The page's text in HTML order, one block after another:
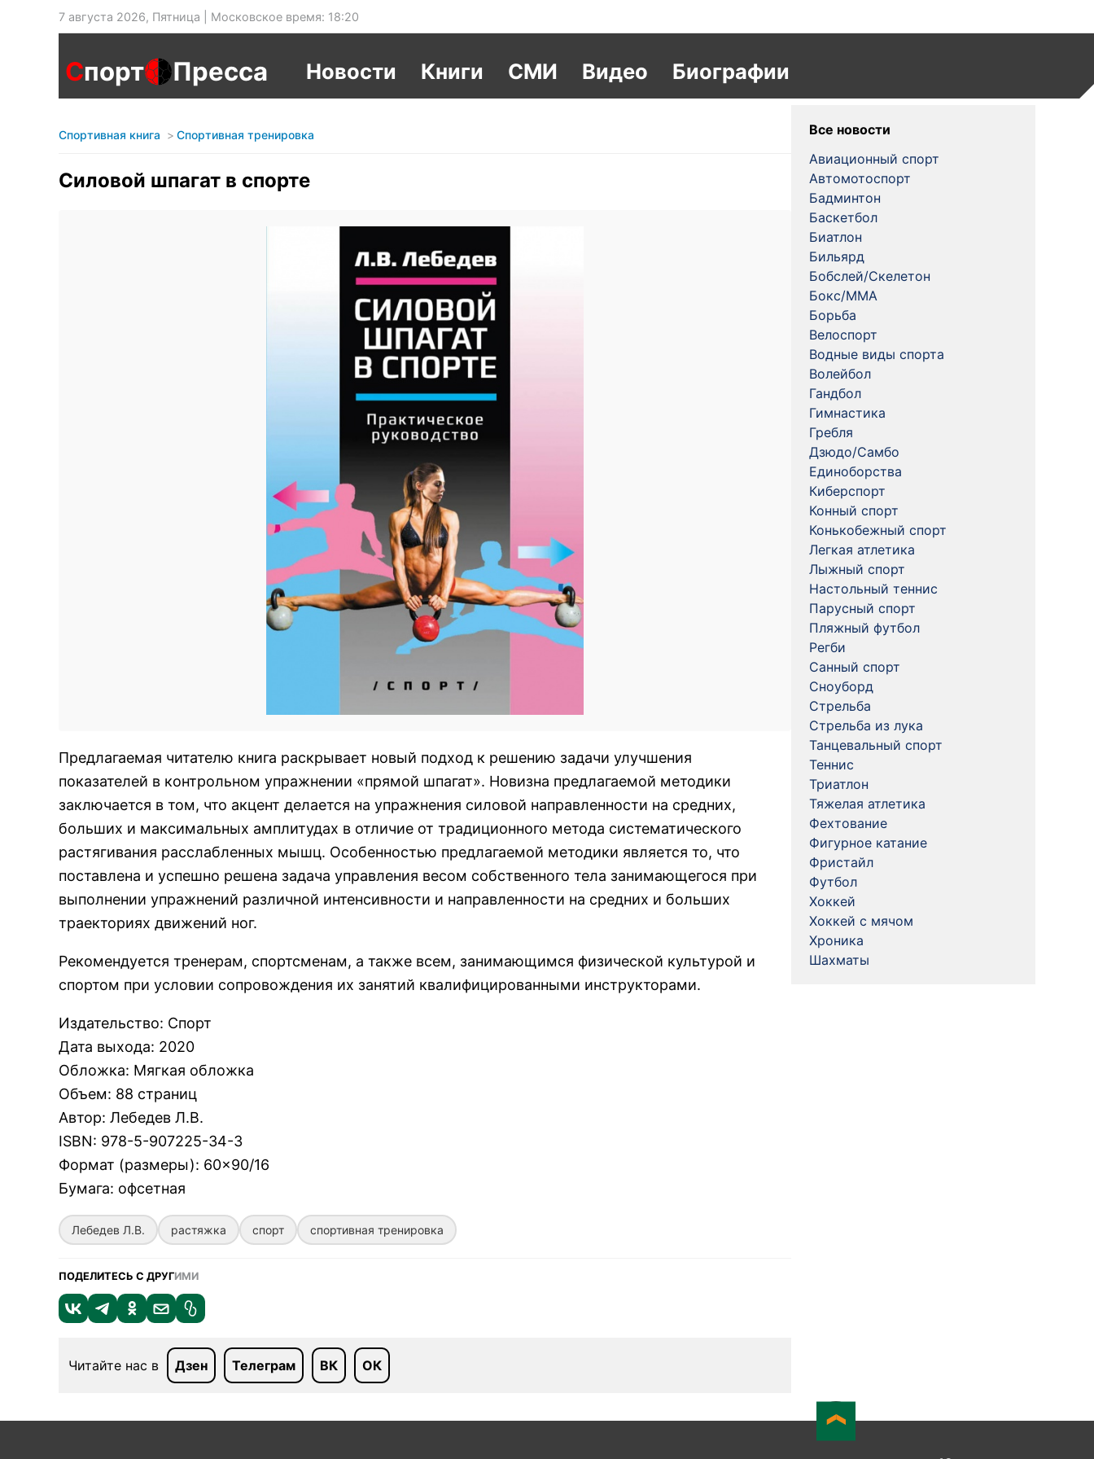
7 августа 2026, Пятница | Московское время: 18:20
Спорт Пресса Новости Книги СМИ Видео Биографии
Спортивная книга Спортивная тренировка
Силовой шпагат в спорте
Предлагаемая читателю книга раскрывает новый подход к решению задачи улучшения
показателей в контрольном упражнении «прямой шпагат». Новизна предлагаемой методики
заключается в том, что акцент делается на упражнения силовой направленности на средних,
больших и максимальных амплитудах в отличие от традиционного метода систематического
растягивания расслабленных мышц. Особенностью предлагаемой методики является то, что
поставлена и успешно решена задача управления весом собственного тела занимающегося при
выполнении упражнений различной интенсивности и направленности на средних и больших
траекториях движений ног.
Рекомендуется тренерам, спортсменам, а также всем, занимающимся физической культурой и
спортом при условии сопровождения их занятий квалифицированными инструкторами.
Издательство: Спорт
Дата выхода: 2020
Обложка: Мягкая обложка
Объем: 88 страниц
Автор: Лебедев Л.В.
ISBN: 978-5-907225-34-3
Формат (размеры): 60×90/16
Бумага: офсетная
Лебедев Л.В. растяжка спорт спортивная тренировка
ПОДЕЛИТЕСЬ С ДРУГИМИ
Читайте нас в Дзен Телеграм ВК ОК
Все новости
Авиационный спорт
Автомотоспорт
Бадминтон
Баскетбол
Биатлон
Бильярд
Бобслей/Скелетон
Бокс/MMA
Борьба
Велоспорт
Водные виды спорта
Волейбол
Гандбол
Гимнастика
Гребля
Дзюдо/Самбо
Единоборства
Киберспорт
Конный спорт
Конькобежный спорт
Легкая атлетика
Лыжный спорт
Настольный теннис
Парусный спорт
Пляжный футбол
Регби
Санный спорт
Сноуборд
Стрельба
Стрельба из лука
Танцевальный спорт
Теннис
Триатлон
Тяжелая атлетика
Фехтование
Фигурное катание
Фристайл
Футбол
Хоккей
Хоккей с мячом
Хроника
Шахматы